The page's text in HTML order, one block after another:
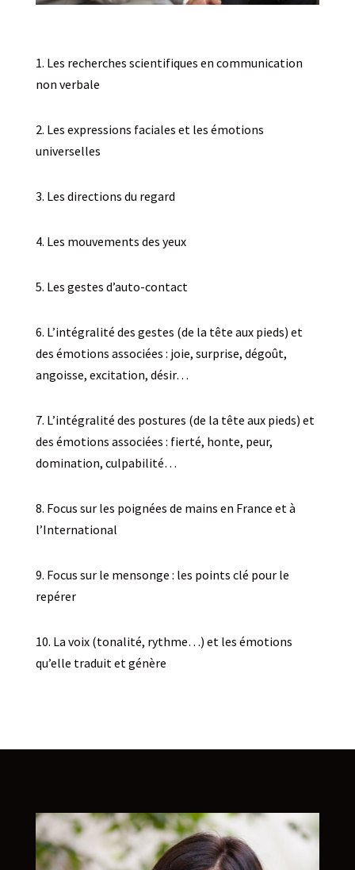
1. Les recherches scientifiques en communication
non verbale
2. Les expressions faciales et les émotions
universelles
3. Les directions du regard
4. Les mouvements des yeux
5. Les gestes d’auto-contact
6. L’intégralité des gestes (de la tête aux pieds) et
des émotions associées : joie, surprise, dégoût,
angoisse, excitation, désir…
7. L’intégralité des postures (de la tête aux pieds) et
des émotions associées : fierté, honte, peur,
domination, culpabilité…
8. Focus sur les poignées de mains en France et à
l’International
9. Focus sur le mensonge : les points clé pour le
repérer
10. La voix (tonalité, rythme…) et les émotions
qu’elle traduit et génère